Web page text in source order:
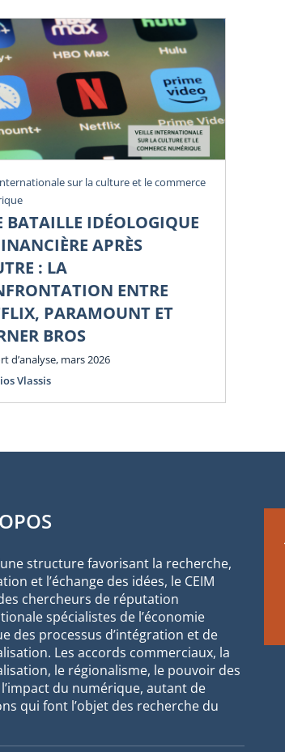
sur la culture et le commerce
BATAILLE IDÉOLOGIQUE
APRÈS
: LA
ENTRE
PARAMOUNT ET
BROS
d’analyse, mars 2026
Vlassis
structure favorisant la recherche,
et l’échange des idées, le CEIM
chercheurs de réputation
spécialistes de l’économie
des processus d’intégration et de
Les accords commerciaux, la
le régionalisme, le pouvoir des
du numérique, autant de
qui font l’objet des recherche du